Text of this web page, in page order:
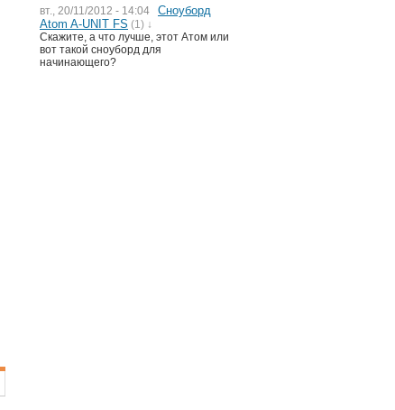
вт., 20/11/2012 - 14:04
Сноуборд
Atom A-UNIT FS (1) ↓
Скажите, а что лучше, этот Атом или
вот такой сноуборд для
начинающего?